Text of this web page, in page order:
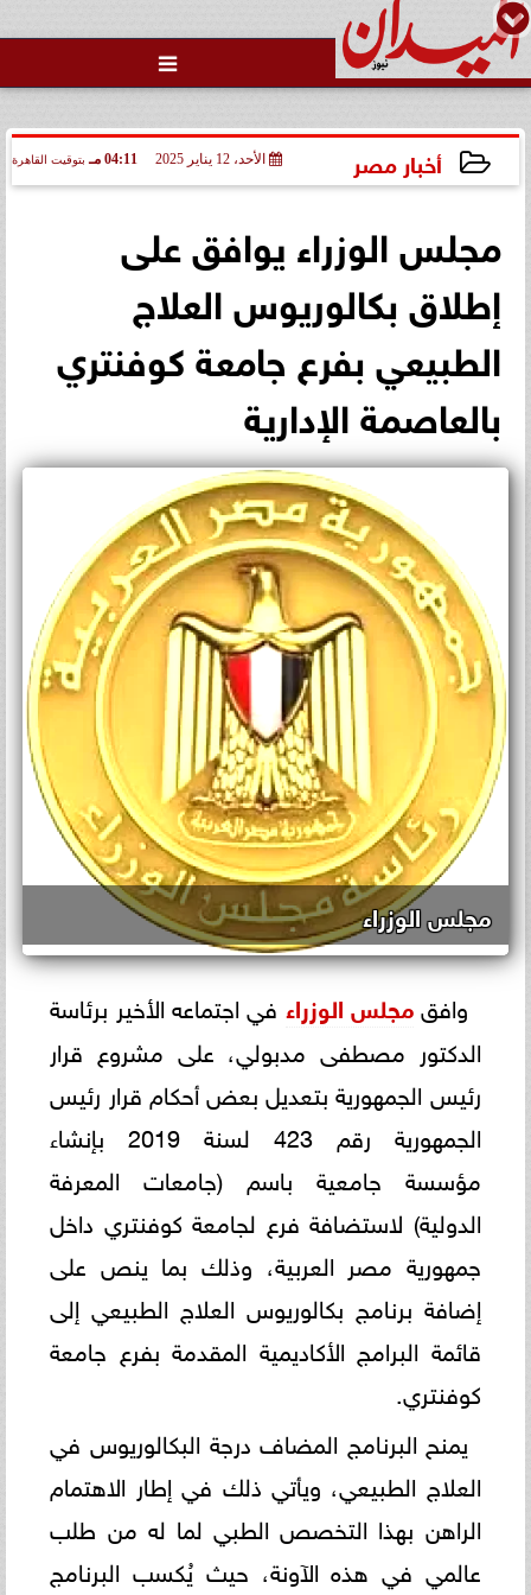

أخبار مصر الأحد، 12 يناير 2025 04:11 مـ بتوقيت القاهرة
مجلس الوزراء يوافق على
إطلاق بكالوريوس العلاج
الطبيعي بفرع جامعة كوفنتري
بالعاصمة الإدارية
مجلس الوزراء
وافقمجلس الوزراء في اجتماعه الأخير برئاسة
الدكتور مصطفى مدبولي، على مشروع قرار
رئيس الجمهورية بتعديل بعض أحكام قرار رئيس
الجمهورية رقم 423 لسنة 2019 بإنشاء
مؤسسة جامعية باسم (جامعات المعرفة
الدولية) لاستضافة فرع لجامعة كوفنتري داخل
جمهورية مصر العربية، وذلك بما ينص على
إضافة برنامج بكالوريوس العلاج الطبيعي إلى
قائمة البرامج الأكاديمية المقدمة بفرع جامعة
كوفنتري.
يمنح البرنامج المضاف درجة البكالوريوس في
العلاج الطبيعي، ويأتي ذلك في إطار الاهتمام
الراهن بهذا التخصص الطبي لما له من طلب
عالمي في هذه الآونة، حيث يُكسب البرنامج
الاتحاد العربي للتطوع يرعى
مسابقة وسام الخير